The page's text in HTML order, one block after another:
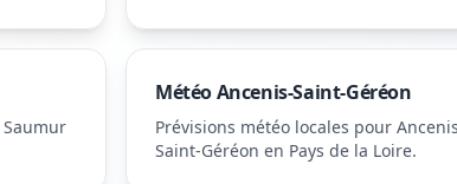
Saumur
MétéoAncenis-Saint-Géréon
Prévisions météo locales pour
Saint-Géréon en Pays de la Loire.